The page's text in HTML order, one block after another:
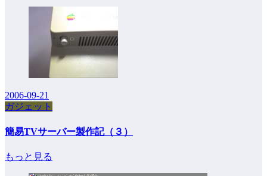
2006-09-21
ガジェット
簡易TVサーバー製作記（３）
もっと見る